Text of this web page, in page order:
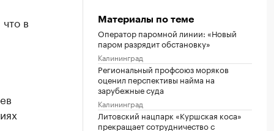
в
Материалы по теме
Оператор паромной линии: «Новый
паром разрядит обстановку»
Калининград
Региональный профсоюз моряков
оценил перспективы найма на
зарубежные суда
Калининград
Литовский нацпарк «Куршская коса»
прекращает сотрудничество с